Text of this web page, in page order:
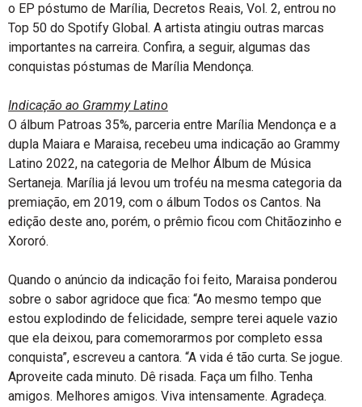
o EP póstumo de Marília, Decretos Reais, Vol. 2, entrou no
Top 50 do Spotify Global. A artista atingiu outras marcas
importantes na carreira. Confira, a seguir, algumas das
conquistas póstumas de Marília Mendonça.
Indicação ao Grammy Latino
O álbum Patroas 35%, parceria entre Marília Mendonça e a
dupla Maiara e Maraisa, recebeu uma indicação ao Grammy
Latino 2022, na categoria de Melhor Álbum de Música
Sertaneja. Marília já levou um troféu na mesma categoria da
premiação, em 2019, com o álbum Todos os Cantos. Na
edição deste ano, porém, o prêmio ficou com Chitãozinho e
Xororó.
Quando o anúncio da indicação foi feito, Maraisa ponderou
sobre o sabor agridoce que fica: “Ao mesmo tempo que
estou explodindo de felicidade, sempre terei aquele vazio
que ela deixou, para comemorarmos por completo essa
conquista”, escreveu a cantora. “A vida é tão curta. Se jogue.
Aproveite cada minuto. Dê risada. Faça um filho. Tenha
amigos. Melhores amigos. Viva intensamente. Agradeça.